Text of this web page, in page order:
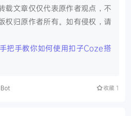
载文章仅仅代表原作者观点，不
权归原作者所有。如有侵权，请
手把手教你如何使用扣子Coze搭
Bot 收藏 1